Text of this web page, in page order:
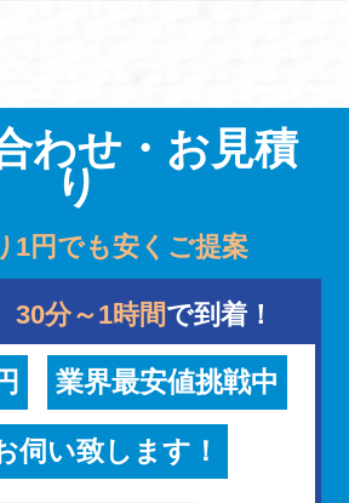
わせ・お見積
り
1円でも安くご提案
30分～1時間で到着！
業界最安値挑戦中
伺い致します！